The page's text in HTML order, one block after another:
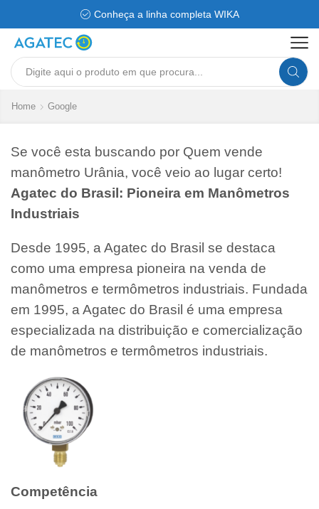
Conheça a linha completa WIKA
Search
Home Google
Se você esta buscando por Quem vende
manômetro Urânia, você veio ao lugar certo!
Agatec do Brasil: Pioneira em Manômetros
Industriais
Desde 1995, a Agatec do Brasil se destaca
como uma empresa pioneira na venda de
manômetros e termômetros industriais. Fundada
em 1995, a Agatec do Brasil é uma empresa
especializada na distribuição e comercialização
de manômetros e termômetros industriais.
Competência